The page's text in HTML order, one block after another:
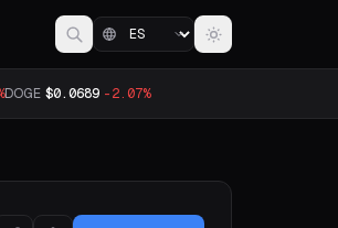
DOGE $0.0689 -2.07%